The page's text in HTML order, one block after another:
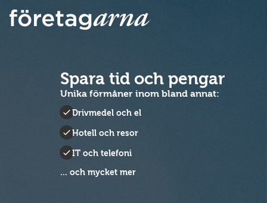
Spara tid och pengar
Unika förmåner inom bland annat:
Drivmedel och el
Hotell och resor
IT och telefoni
... och mycket mer